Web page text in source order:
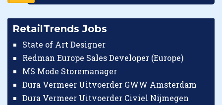
RetailTrends Jobs
State of Art Designer
Redman Europe Sales Developer (Europe)
MS Mode Storemanager
Dura Vermeer Uitvoerder GWW Amsterdam
Dura Vermeer Uitvoerder Civiel Nijmegen